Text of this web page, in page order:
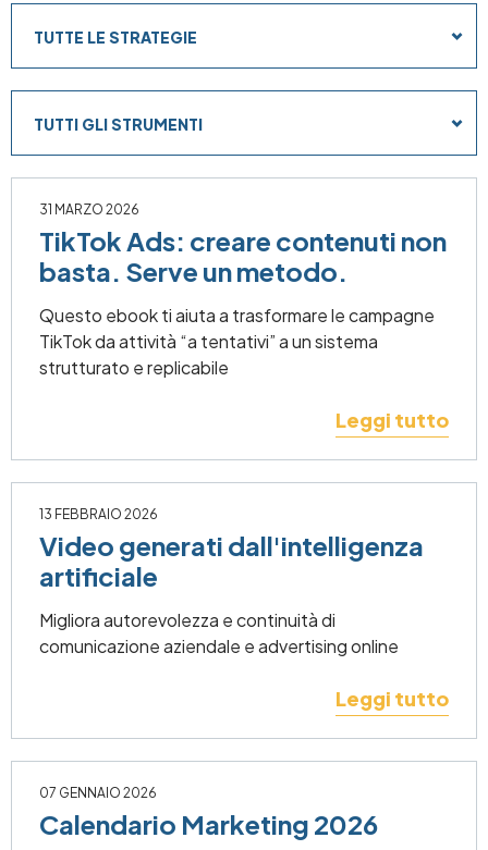
TUTTE LE STRATEGIE
TUTTI GLI STRUMENTI
31 MARZO 2026
TikTok Ads: creare contenuti non
basta. Serve un metodo.
Questo ebook ti aiuta a trasformare le campagne
TikTok da attività “a tentativi” a un sistema
strutturato e replicabile
Leggi tutto
13 FEBBRAIO 2026
Video generati dall'intelligenza
artificiale
Migliora autorevolezza e continuità di
comunicazione aziendale e advertising online
Leggi tutto
07 GENNAIO 2026
Calendario Marketing 2026